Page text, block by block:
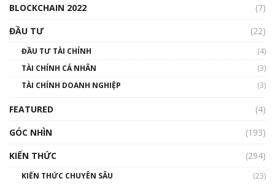
00:02:14
Nhìn lại năm 2022: Những sự kiện ảnh hưởng
đến hệ sinh thái tiền mã hoá | Phổ cập
BLOCKCHAIN 2022
(7)
ĐẦU TƯ
(22)
ĐẦU TƯ TÀI CHÍNH
(4)
TÀI CHÍNH CÁ NHÂN
(3)
TÀI CHÍNH DOANH NGHIỆP
(3)
FEATURED
(4)
GÓC NHÌN
(193)
KIẾN THỨC
(294)
KIẾN THỨC CHUYÊN SÂU
(23)